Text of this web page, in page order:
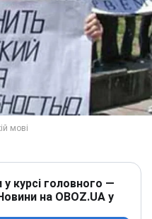
курсі головного —
на OBOZ.UA у